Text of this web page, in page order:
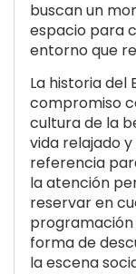
buscan un
espacio para
entorno que
La historia del
compromiso
cultura de la
vida relajado
referencia
la atención
reservar en
programación
forma de
la escena